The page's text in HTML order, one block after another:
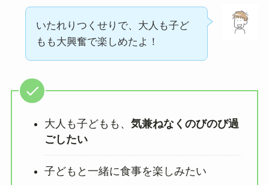
いたれりつくせりで、大人も子ど
もも大興奮で楽しめたよ！
大人も子どもも、 気兼ねなくのびのび過
ごしたい
子どもと一緒に食事を楽しみたい